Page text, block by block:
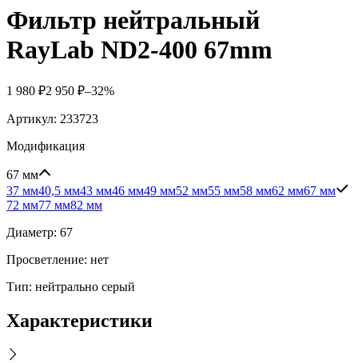
Фильтр нейтральный
RayLab ND2-400 67mm
1 980 ₽2 950 ₽–32%
Артикул: 233723
Модификация
67 мм
37 мм40,5 мм43 мм46 мм49 мм52 мм55 мм58 мм62 мм67 мм
72 мм77 мм82 мм
Диаметр: 67
Просветление: нет
Тип: нейтрально серый
Характеристики